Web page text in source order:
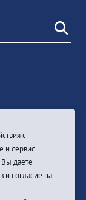
с
и сервис
даете
и согласие на